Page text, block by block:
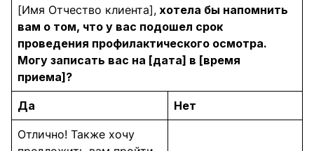
[Имя Отчество клиента], хотела бы напомнить
вам о том, что у вас подошел срок
проведения профилактического осмотра.
Могу записать вас на [дата] в [время
приема]?
Да Нет
Отлично! Также хочу